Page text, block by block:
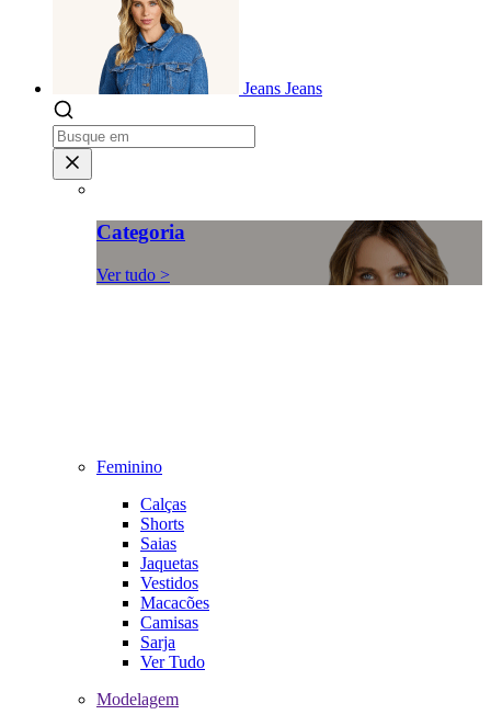
Jeans Jeans
Categoria
Ver tudo >
Feminino
Calças
Shorts
Saias
Jaquetas
Vestidos
Macacões
Camisas
Sarja
Ver Tudo
Modelagem